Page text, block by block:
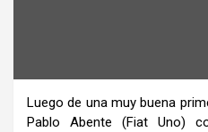
Luego de una muy buena
Pablo Abente (Fiat Uno)